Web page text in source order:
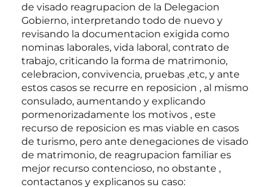
de visado reagrupacion de la Delegacion
Gobierno, interpretando todo de nuevo y
revisando la documentacion exigida como
nominas laborales, vida laboral, contrato de
trabajo, criticando la forma de matrimonio,
celebracion, convivencia, pruebas ,etc, y ante
estos casos se recurre en reposicion , al mismo
consulado, aumentando y explicando
pormenorizadamente los motivos , este
recurso de reposicion es mas viable en casos
de turismo, pero ante denegaciones de visado
de matrimonio, de reagrupacion familiar es
mejor recurso contencioso, no obstante ,
contactanos y explicanos su caso: